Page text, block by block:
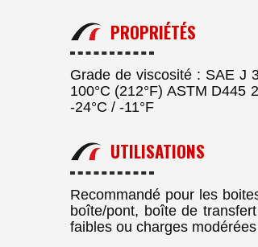
PROPRIÉTÉS
Grade de viscosité : SAE J
100°C (212°F) ASTM D445
-24°C / -11°F
UTILISATIONS
Recommandé pour les
boîte/pont, boîte de
faibles ou charges